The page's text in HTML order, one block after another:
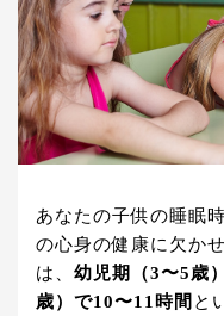
あなたの子供の睡眠
の心身の健康に欠か
は、 幼児期（3〜5歳
歳）で10〜11時間 と